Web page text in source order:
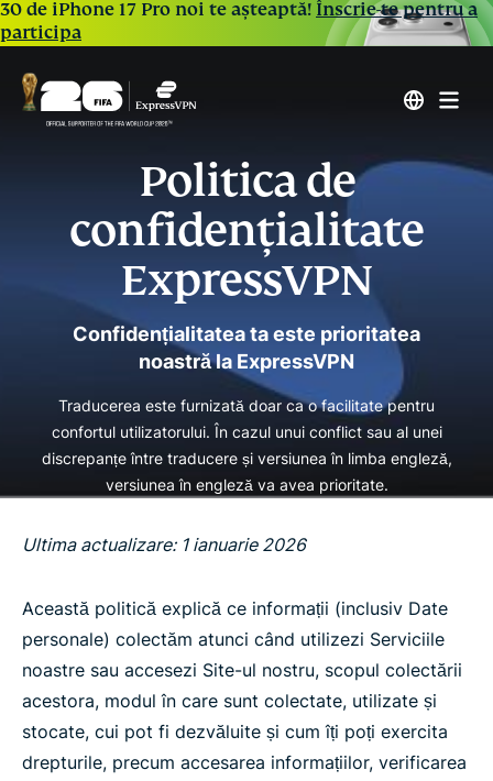
30 de iPhone 17 Pro noi te așteaptă! Înscrie-te pentru a
participa
Politica de
confidențialitate
ExpressVPN
Confidențialitatea ta este prioritatea
noastră la ExpressVPN
Traducerea este furnizată doar ca o facilitate pentru
confortul utilizatorului. În cazul unui conflict sau al unei
discrepanțe între traducere și versiunea în limba engleză,
versiunea în engleză va avea prioritate.
Ultima actualizare: 1 ianuarie 2026
Această politică explică ce informații (inclusiv Date
personale) colectăm atunci când utilizezi Serviciile
noastre sau accesezi Site-ul nostru, scopul colectării
acestora, modul în care sunt colectate, utilizate și
stocate, cui pot fi dezvăluite și cum îți poți exercita
drepturile, precum accesarea informațiilor, verificarea